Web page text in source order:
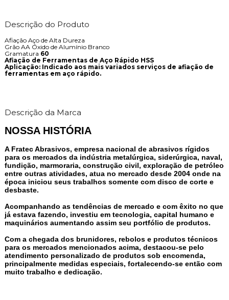
Descrição do Produto
Afiação Aço de Alta Dureza
Grão AA Óxido de Alumínio Branco
Gramatura 60
Afiação de Ferramentas de Aço Rápido HSS
Aplicação: Indicado aos mais variados serviços de afiação de
ferramentas em aço rápido.
Descrição da Marca
NOSSA HISTÓRIA
A Fratec Abrasivos, empresa nacional de abrasivos rígidos
para os mercados da indústria metalúrgica, siderúrgica, naval,
fundição, marmoraria, construção civil, exploração de petróleo
entre outras atividades, atua no mercado desde 2004 onde na
época iniciou seus trabalhos somente com disco de corte e
desbaste.
Acompanhando as tendências de mercado e com êxito no que
já estava fazendo, investiu em tecnologia, capital humano e
maquinários aumentando assim seu portfólio de produtos.
Com a chegada dos brunidores, rebolos e produtos técnicos
para os mercados mencionados acima, destacou-se pelo
atendimento personalizado de produtos sob encomenda,
principalmente medidas especiais, fortalecendo-se então com
muito trabalho e dedicação.